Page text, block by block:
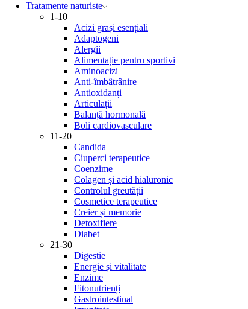
Tratamente naturiste
1-10
Acizi grași esențiali
Adaptogeni
Alergii
Alimentație pentru sportivi
Aminoacizi
Anti-îmbâtrânire
Antioxidanți
Articulații
Balanță hormonală
Boli cardiovasculare
11-20
Candida
Ciuperci terapeutice
Coenzime
Colagen și acid hialuronic
Controlul greutății
Cosmetice terapeutice
Creier și memorie
Detoxifiere
Diabet
21-30
Digestie
Energie și vitalitate
Enzime
Fitonutrienți
Gastrointestinal